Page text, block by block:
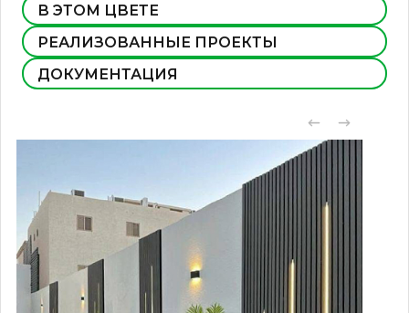
В ЭТОМ ЦВЕТЕ
РЕАЛИЗОВАННЫЕ ПРОЕКТЫ
ДОКУМЕНТАЦИЯ